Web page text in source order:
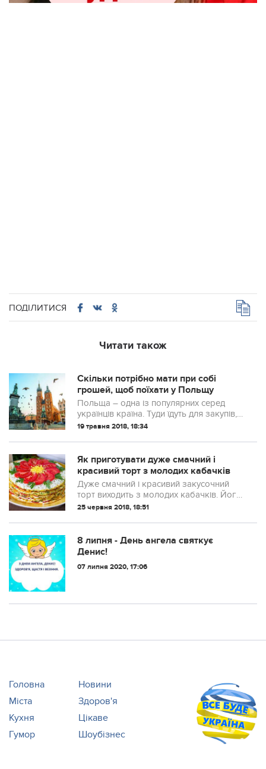
ПОДІЛИТИСЯ
Читати також
Скільки потрібно мати при собі
грошей, щоб поїхати у Польщу
Польща – одна із популярних серед
українців країна. Туди їдуть для закупів,
туризму, навчання, працевлаштування.
19 травня 2018, 18:34
Як приготувати дуже смачний і
красивий торт з молодих кабачків
Дуже смачний і красивий закусочний
торт виходить з молодих кабачків. Його
можна навіть поставити на святковий
25 червня 2018, 18:51
8 липня - День ангела святкує
Денис!
07 липня 2020, 17:06
Головна
Новини
Міста
Здоров'я
Кухня
Цікаве
Гумор
Шоубізнес